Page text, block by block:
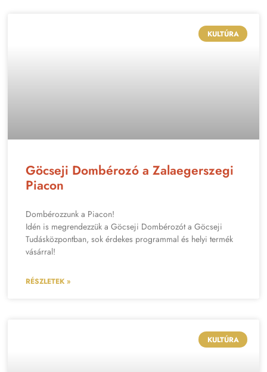
KULTÚRA
Göcseji Dombérozó a Zalaegerszegi
Piacon
Dombérozzunk a Piacon!
Idén is megrendezzük a Göcseji Dombérozót a Göcseji
Tudásközpontban, sok érdekes programmal és helyi termék
vásárral!
RÉSZLETEK »
KULTÚRA